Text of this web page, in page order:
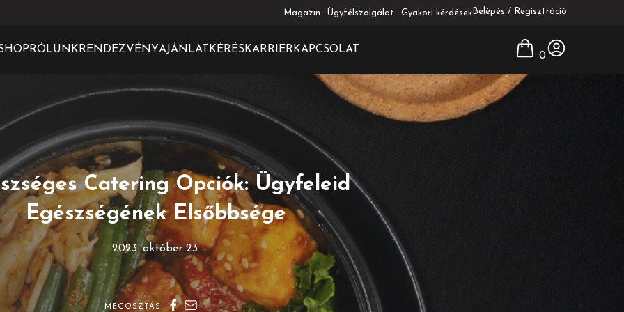
Magazin Ügyfélszolgálat Gyakori kérdések Belépés / Regisztráció
RÓLUNK RENDEZVÉNYAJÁNLATKÉRÉSKARRIER KAPCSOLAT
0
Catering Opciók: Ügyfeleid
Egészségének Elsőbbsége
2023. október 23.
MEGOSZTÁS